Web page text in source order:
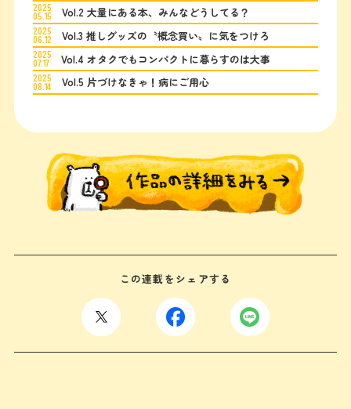
2025
05.15 Vol.2 大量にある本、みんなどうしてる？
2025
06.12 Vol.3 推しグッズの〝概念買い〟に気をつけろ
2025
07.17 Vol.4 オタクでもコンパクトに暮らすのは大事
2025
08.14 Vol.5 片づけなきゃ！病にご用心
この連載をシェアする